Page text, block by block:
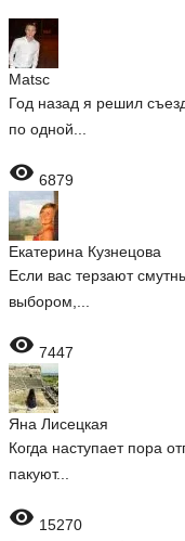
Matsc
Год назад я решил
по одной...
 6879
Екатерина Кузнецова
Если вас терзают
выбором,...
 7447
Яна Лисецкая
Когда наступает пора
пакуют...
 15270